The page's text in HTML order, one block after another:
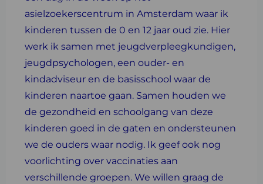
asielzoekerscentrum in Amsterdam waar ik
kinderen tussen de 0 en 12 jaar oud zie. Hier
werk ik samen met jeugdverpleegkundigen,
jeugdpsychologen, een ouder- en
kindadviseur en de basisschool waar de
kinderen naartoe gaan. Samen houden we
de gezondheid en schoolgang van deze
kinderen goed in de gaten en ondersteunen
we de ouders waar nodig. Ik geef ook nog
voorlichting over vaccinaties aan
verschillende groepen. We willen graag de